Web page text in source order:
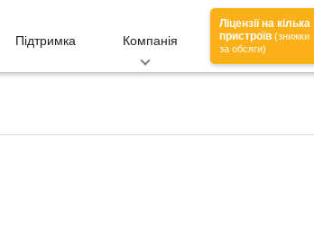
Підтримка Компанія
Ліцензії на кілька
пристроїв (знижки
за обсяги)